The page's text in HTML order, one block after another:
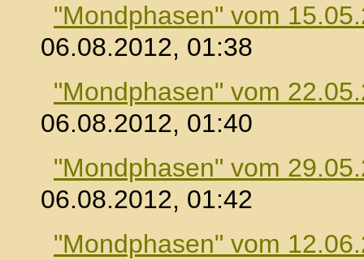
"Mondphasen" vom
06.08.2012, 01:38
"Mondphasen" vom
06.08.2012, 01:40
"Mondphasen" vom
06.08.2012, 01:42
"Mondphasen" vom